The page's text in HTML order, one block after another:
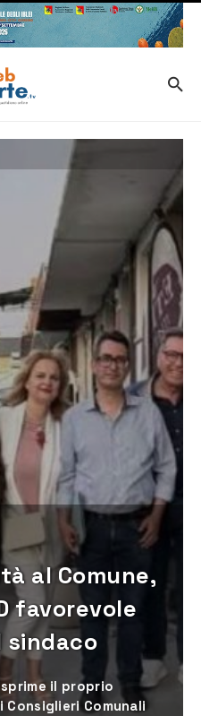
al Comune,
favorevole
sindaco
il proprio
Comunali